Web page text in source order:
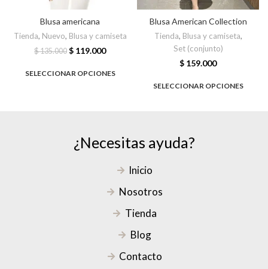
Blusa americana
Tienda, Nuevo, Blusa y camiseta
$135.000 $ 119.000
SELECCIONAR OPCIONES
Blusa American Collection
Tienda, Blusa y camiseta,
Set (conjunto)
$ 159.000
SELECCIONAR OPCIONES
¿Necesitas ayuda?
Inicio
Nosotros
Tienda
Blog
Contacto